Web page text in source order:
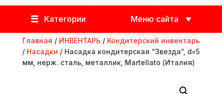
Категории Меню сайта
Главная / ИНВЕНТАРЬ/ Кондитерский инвентарь
/ Насадки / Насадка кондитерская “Звезда”, d=5
мм, нерж. сталь, металлик, Martellato (Италия)